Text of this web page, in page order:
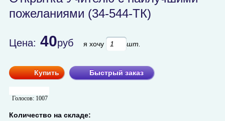
пожеланиями (34-544-ТК)
Цена: 40руб я хочу шт.
Купить Быстрый заказ
Голосов: 1007
Количество на складе: